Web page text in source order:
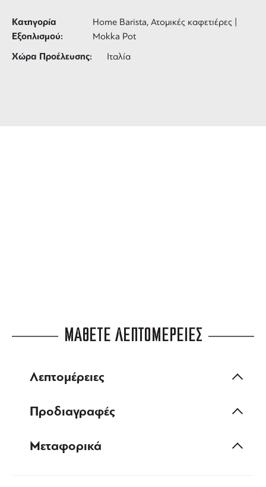
Κατηγορία
Εξοπλισμού:
Home Barista, Ατομικές καφετιέρες |
Mokka Pot
Χώρα Προέλευσης: Ιταλία
ΜΑΘΕΤΕ ΛΕΠΤΟΜΕΡΕΙΕΣ
Λεπτομέρειες
Προδιαγραφές
Μεταφορικά